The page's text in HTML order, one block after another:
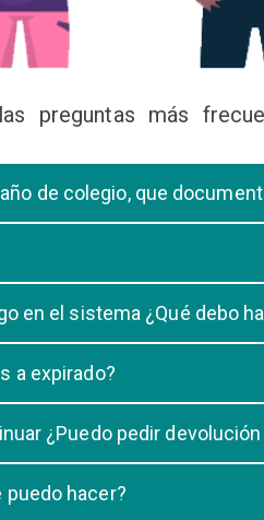
preguntas más
de colegio, que
en el sistema ¿Qué debo
se registró su pago.
a expirado?
¿Puedo pedir
puedo hacer?